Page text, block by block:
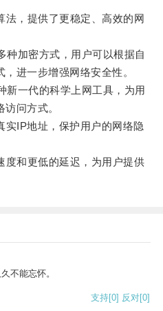
，提供了更稳定、高效的网
加密方式，用户可以根据自
进一步增强网络安全性。
一代的科学上网工具，为用
问方式。
IP地址，保护用户的网络隐
和更低的延迟，为用户提供
不能忘怀。
支持[0] 反对[0]